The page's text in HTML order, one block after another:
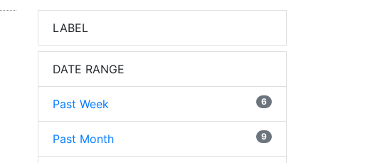
LABEL
DATE RANGE
Past Week 6
Past Month 9